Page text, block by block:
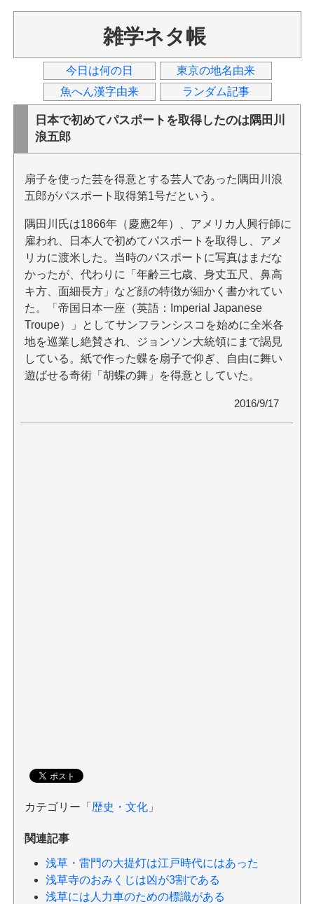
雑学ネタ帳
今日は何の日
東京の地名由来
魚へん漢字由来
ランダム記事
日本で初めてパスポートを取得したのは隅田川
浪五郎
扇子を使った芸を得意とする芸人であった隅田川浪
五郎がパスポート取得第1号だという。
隅田川氏は1866年（慶應2年）、アメリカ人興行師に
雇われ、日本人で初めてパスポートを取得し、アメ
リカに渡米した。当時のパスポートに写真はまだな
かったが、代わりに「年齢三七歳、身丈五尺、鼻高
キ方、面細長方」など顔の特徴が細かく書かれてい
た。「帝国日本一座（英語：Imperial Japanese
Troupe）」としてサンフランシスコを始めに全米各
地を巡業し絶賛され、ジョンソン大統領にまで謁見
している。紙で作った蝶を扇子で仰ぎ、自由に舞い
遊ばせる奇術「胡蝶の舞」を得意としていた。
2016/9/17
カテゴリー「 歴史・文化」
関連記事
浅草・雷門の大提灯は江戸時代にはあった
浅草寺のおみくじは凶が3割である
浅草には人力車のための標識がある